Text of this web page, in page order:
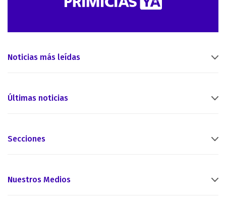
Noticias más leídas
Últimas noticias
Secciones
Nuestros Medios